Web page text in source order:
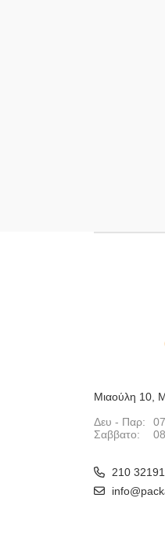
Μιαούλη 10,
Δευ - Παρ:
Σαββατο:
210